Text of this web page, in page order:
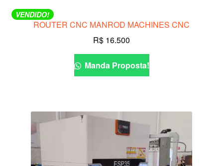
VENDIDO!
ROUTER CNC MANROD MACHINES CNC
R$ 16.500
Manda Proposta!